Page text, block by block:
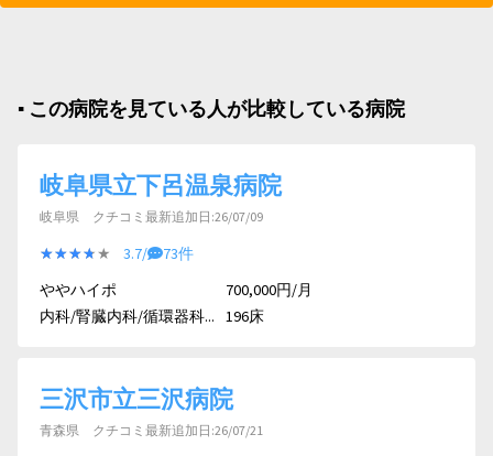
▪︎ この病院を見ている人が比較している病院
岐阜県立下呂温泉病院
岐阜県 クチコミ最新追加日:26/07/09
★★★★★
★★★★★ 3.7/
73件
ややハイポ
内科/腎臓内科/循環器科...
700,000円/月
196床
三沢市立三沢病院
青森県 クチコミ最新追加日:26/07/21